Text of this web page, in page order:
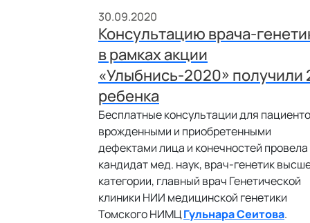
30.09.2020
Консультацию врача-
в рамках акции
«Улыбнись-2020» получили
ребенка
Бесплатные консультации для
врожденными и приобретенными
дефектами лица и конечностей провела
кандидат мед. наук, врач-генетик
категории, главный врач Генетической
клиники НИИ медицинской генетики
Томского НИМЦГульнара Сеитова.